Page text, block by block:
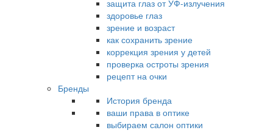
защита глаз от УФ-излучения
здоровье глаз
зрение и возраст
как сохранить зрение
коррекция зрения у детей
проверка остроты зрения
рецепт на очки
Бренды
История бренда
ваши права в оптике
выбираем салон оптики